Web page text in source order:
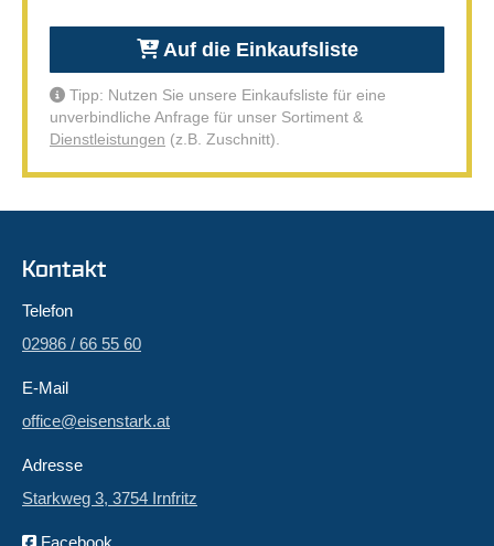
Auf die Einkaufsliste
Tipp: Nutzen Sie unsere Einkaufsliste für eine
unverbindliche Anfrage für unser Sortiment &
Dienstleistungen (z.B. Zuschnitt).
Kontakt
Telefon
02986 / 66 55 60
E-Mail
office@eisenstark.at
Adresse
Starkweg 3, 3754 Irnfritz
Facebook